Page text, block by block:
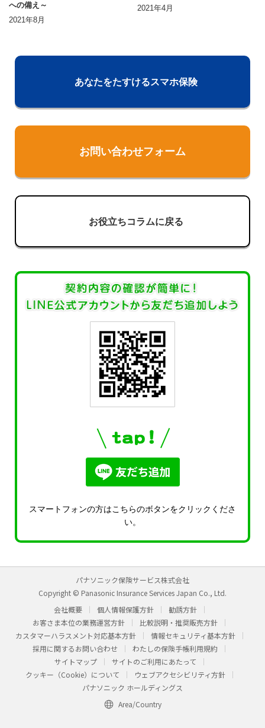
への備え～
2021年8月
2021年4月
あなたをたすけるスマホ保険
お問い合わせフォーム
お役立ちコラムに戻る
スマートフォンの方はこちらのボタンをクリックくださ
い。
パナソニック保険サービス株式会社
Copyright © Panasonic Insurance Services Japan Co., Ltd.
会社概要
個人情報保護方針
勧誘方針
お客さま本位の業務運営方針
比較説明・推奨販売方針
カスタマーハラスメント対応基本方針
情報セキュリティ基本方針
採用に関するお問い合わせ
わたしの保険手帳利用規約
サイトマップ
サイトのご利用にあたって
クッキー（Cookie）について
ウェブアクセシビリティ方針
パナソニック ホールディングス
Area/Country